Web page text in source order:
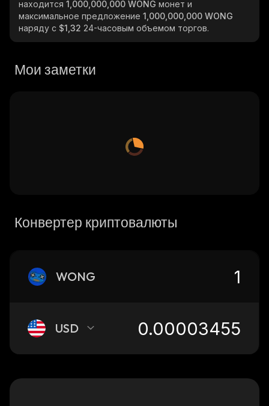
находится 1,000,000,000 WONG монет и
максимальное предложение 1,000,000,000 WONG
наряду с $1,32 24-часовым объемом торгов.
Мои заметки
Конвертер криптовалюты
WONG
USD